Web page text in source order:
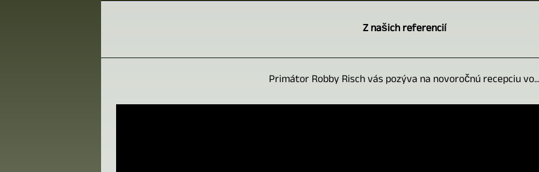
Z našich referencií
Primátor Robby Risch vás pozýva na novoročnú recepciu vo...